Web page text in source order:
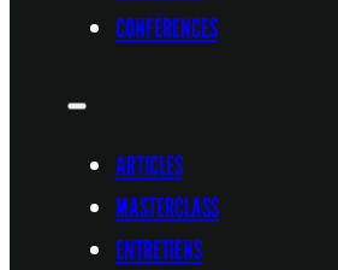
CONFÉRENCES
ARTICLES
MASTERCLASS
ENTRETIENS